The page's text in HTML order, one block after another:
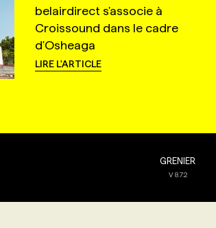
belairdirect s'associe à
Croissound dans le cadre
d'Osheaga
LIRE L'ARTICLE
GRENIER
V8.7.2